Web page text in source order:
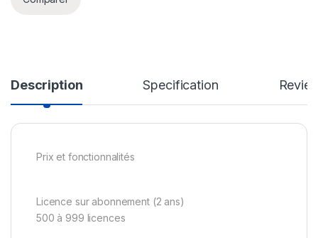
Description Specification
Prix et fonctionnalités
Licence sur abonnement (2 ans)
500 à 999 licences